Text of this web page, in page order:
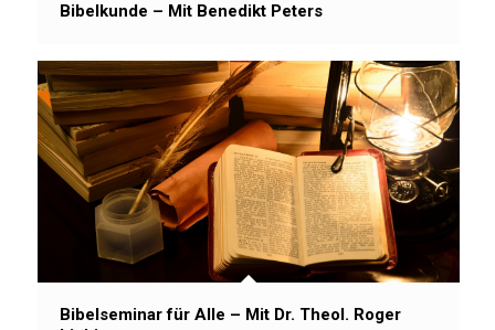
Bibelkunde – Mit Benedikt Peters
Bibelseminar für Alle – Mit Dr. Theol. Roger